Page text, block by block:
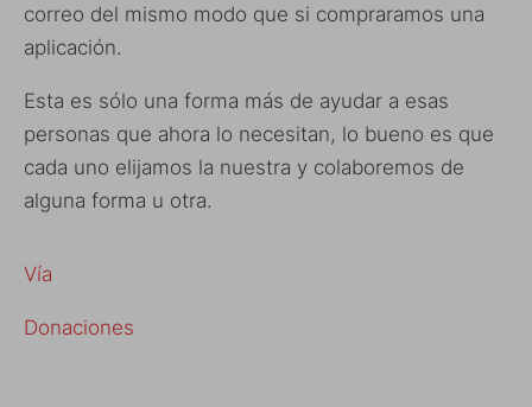
correo del mismo modo que si compraramos una
aplicación.
Esta es sólo una forma más de ayudar a esas
personas que ahora lo necesitan, lo bueno es que
cada uno elijamos la nuestra y colaboremos de
alguna forma u otra.
Vía
Donaciones